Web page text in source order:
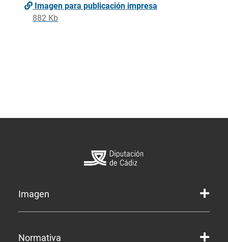
Imagen para publicación impresa
882 Kb
Imagen
Normativa